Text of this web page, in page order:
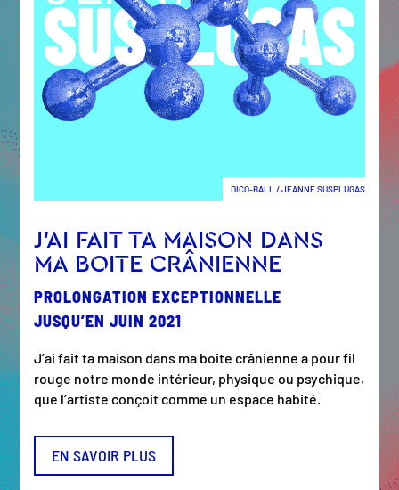
DICO-BALL / JEANNE SUSPLUGAS
J’AI FAIT TA MAISON DANS
MA BOITE CRÂNIENNE
PROLONGATION EXCEPTIONNELLE
JUSQU’EN JUIN 2021
J’ai fait ta maison dans ma boite crânienne a pour fil
rouge notre monde intérieur, physique ou psychique,
que l’artiste conçoit comme un espace habité.
EN SAVOIR PLUS